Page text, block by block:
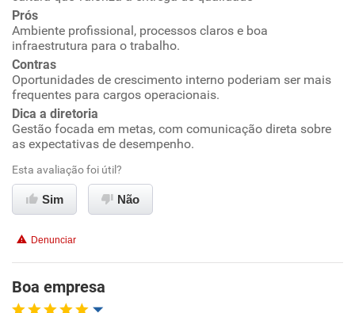
Conciliação com a vida familiar
Recomenda esta empresa
Recomenda a diretoria
Prós
Ambiente profissional, processos claros e boa
infraestrutura para o trabalho.
Contras
Oportunidades de crescimento interno poderiam ser mais
frequentes para cargos operacionais.
Dica a diretoria
Gestão focada em metas, com comunicação direta sobre
as expectativas de desempenho.
Esta avaliação foi útil?
Sim Não
Denunciar
Boa empresa